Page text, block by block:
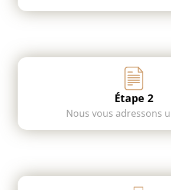
Étape 2
Nous vous adressons